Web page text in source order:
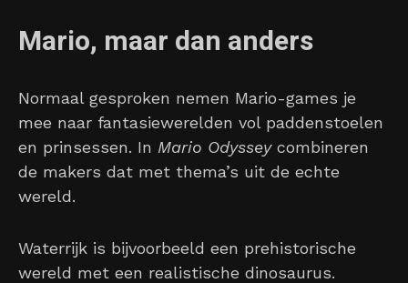
Mario, maar dan anders
Normaal gesproken nemen Mario-games je
mee naar fantasiewerelden vol paddenstoelen
en prinsessen. In Mario Odysseycombineren
de makers dat met thema’s uit de echte
wereld.
Waterrijk is bijvoorbeeld een prehistorische
wereld met een realistische dinosaurus.